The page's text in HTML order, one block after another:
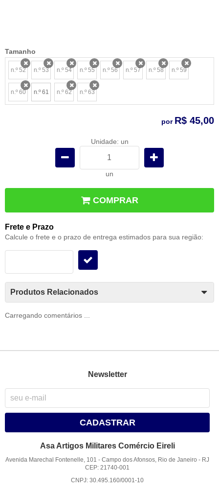
Tamanho
n.º 52
x n.º 53
x n.º 54
x n.º 55
x n.º 56
x n.º 57
x n.º 58
x n.º 59
x
n.º 60
x n.º 61 n.º 62
x n.º 63
x
por R$ 45,00
Unidade: un
un
COMPRAR
Frete e Prazo
Calcule o frete e o prazo de entrega estimados para sua região:
Produtos Relacionados
Carregando comentários ...
Newsletter
CADASTRAR
Asa Artigos Militares Comércio Eireli
Avenida Marechal Fontenelle, 101 -Campo dos Afonsos, Rio de Janeiro - RJ
CEP: 21740-001
CNPJ: 30.495.160/0001-10